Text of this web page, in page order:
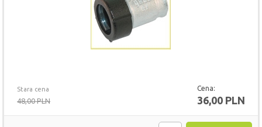
Stara cena
48,00 PLN
Cena:
36,00 PLN